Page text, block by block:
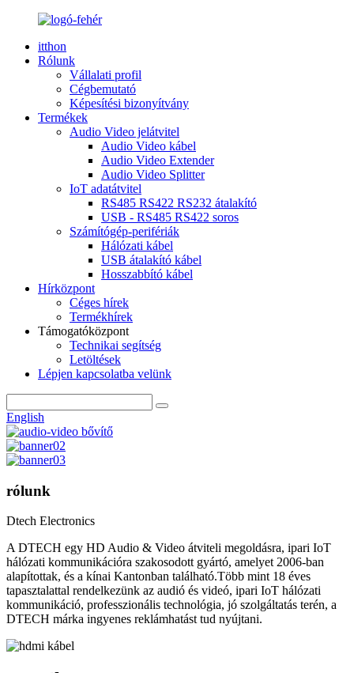
itthon
Rólunk
Vállalati profil
Cégbemutató
Képesítési bizonyítvány
Termékek
Audio Video jelátvitel
Audio Video kábel
Audio Video Extender
Audio Video Splitter
IoT adatátvitel
RS485 RS422 RS232 átalakító
USB - RS485 RS422 soros
Számítógép-perifériák
Hálózati kábel
USB átalakító kábel
Hosszabbító kábel
Hírközpont
Céges hírek
Termékhírek
Támogatóközpont
Technikai segítség
Letöltések
Lépjen kapcsolatba velünk
English
rólunk
Dtech Electronics
A DTECH egy HD Audio & Video átviteli megoldásra, ipari IoT
hálózati kommunikációra szakosodott gyártó, amelyet 2006-ban
alapítottak, és a kínai Kantonban található.Több mint 18 éves
tapasztalattal rendelkezünk az audió és videó, ipari IoT hálózati
kommunikáció, professzionális technológia, jó szolgáltatás terén, a
DTECH márka ingyenes reklámhatást tud nyújtani.